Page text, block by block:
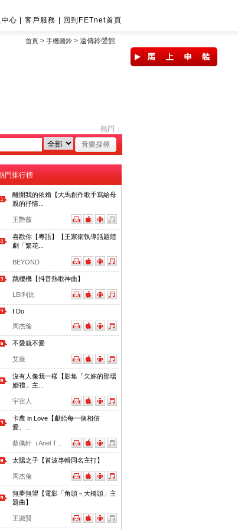
心 客戶服務 回到FETnet首頁
首頁 > 手機圖鈴 > 遠傳鈴聲館
熱門：
門排行榜
離開我的依賴【大馬創作歌手寫給母
親的抒情...
王艷薇
喜歡你【粵語】【王家衛執導話題陸
劇「繁花...
BEYOND
跳樓機【抖音熱歌神曲】
LBI利比
I Do
周杰倫
不愛就不愛
艾薇
沒有人像我一樣【影集「欠妳的那場
婚禮」主...
宇宙人
卡農 in Love【獻給每一個相信
愛、...
蔡佩軒（Ariel T...
太陽之子【首波專輯同名主打】
周杰倫
無夢無望【電影「角頭－大橋頭」主
題曲】
王識賢